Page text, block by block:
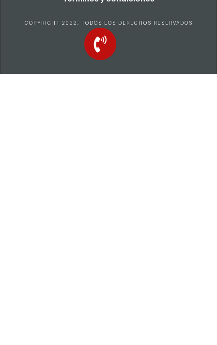
COPYRIGHT 2022. TODOS LOS DERECHOS RESERVADOS